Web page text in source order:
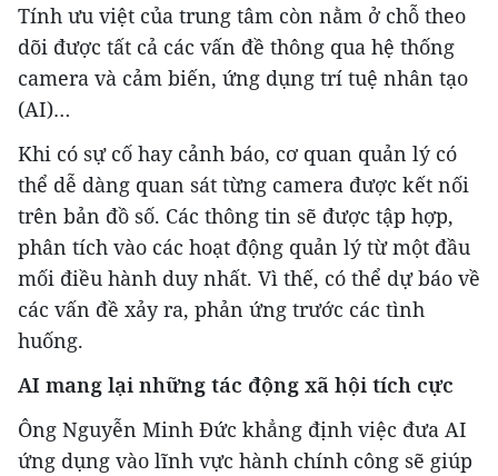
Tính ưu việt của trung tâm còn nằm ở chỗ theo
dõi được tất cả các vấn đề thông qua hệ thống
camera và cảm biến, ứng dụng trí tuệ nhân tạo
(AI)…
Khi có sự cố hay cảnh báo, cơ quan quản lý có
thể dễ dàng quan sát từng camera được kết nối
trên bản đồ số. Các thông tin sẽ được tập hợp,
phân tích vào các hoạt động quản lý từ một đầu
mối điều hành duy nhất. Vì thế, có thể dự báo về
các vấn đề xảy ra, phản ứng trước các tình
huống.
AI mang lại những tác động xã hội tích cực
Ông Nguyễn Minh Đức khẳng định việc đưa AI
ứng dụng vào lĩnh vực hành chính công sẽ giúp